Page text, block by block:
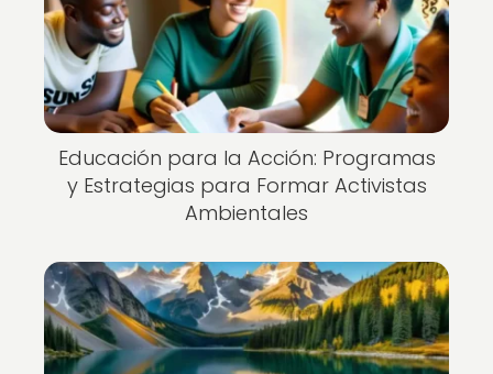
Educación para la Acción: Programas
y Estrategias para Formar Activistas
Ambientales